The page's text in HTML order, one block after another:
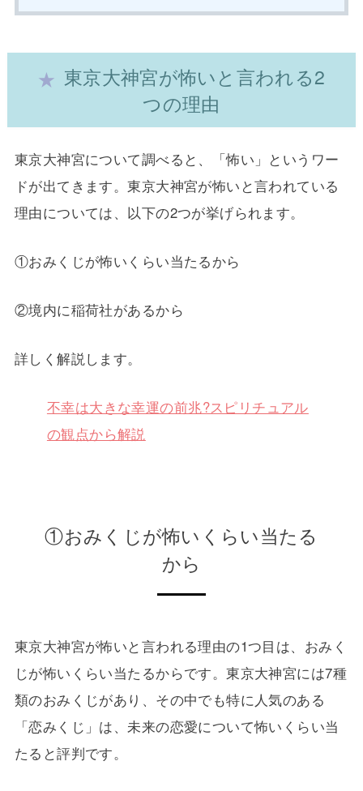
東京大神宮が怖いと言われる2
つの理由
東京大神宮について調べると、「怖い」というワー
ドが出てきます。東京大神宮が怖いと言われている
理由については、以下の2つが挙げられます。
①おみくじが怖いくらい当たるから
②境内に稲荷社があるから
詳しく解説します。
不幸は大きな幸運の前兆?スピリチュアル
の観点から解説
①おみくじが怖いくらい当たる
から
東京大神宮が怖いと言われる理由の1つ目は、おみく
じが怖いくらい当たるからです。東京大神宮には7種
類のおみくじがあり、その中でも特に人気のある
「恋みくじ」は、未来の恋愛について怖いくらい当
たると評判です。